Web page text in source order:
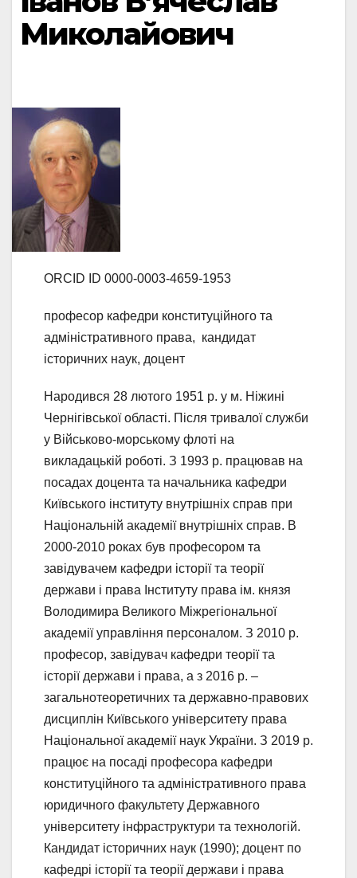
Миколайович
ORCID ID 0000-0003-4659-1953
професор кафедри конституційного та
адміністративного права, кандидат
історичних наук, доцент
Народився 28 лютого 1951 р. у м. Ніжині
Чернігівської області. Після тривалої служби
у Військово-морському флоті на
викладацькій роботі. З 1993 р. працював на
посадах доцента та начальника кафедри
Київського інституту внутрішніх справ при
Національній академії внутрішніх справ. В
2000-2010 роках був професором та
завідувачем кафедри історії та теорії
держави і права Інституту права ім. князя
Володимира Великого Міжрегіональної
академії управління персоналом. З 2010 р.
професор, завідувач кафедри теорії та
історії держави і права, а з 2016 р. –
загальнотеоретичних та державно-правових
дисциплін Київського університету права
Національної академії наук України. З 2019 р.
працює на посаді професора кафедри
конституційного та адміністративного права
юридичного факультету Державного
університету інфраструктури та технологій.
Кандидат історичних наук (1990); доцент по
кафедрі історії та теорії держави і права